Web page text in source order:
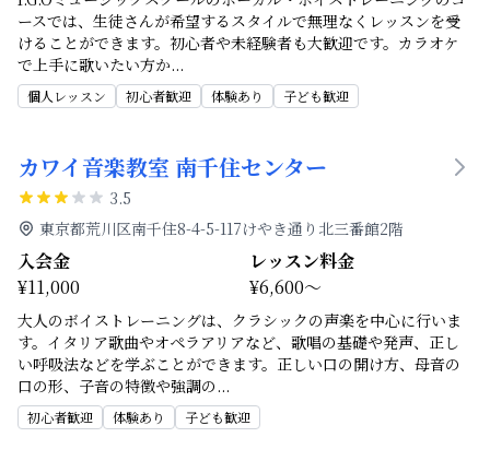
ースでは、生徒さんが希望するスタイルで無理なくレッスンを受
けることができます。初心者や未経験者も大歓迎です。カラオケ
で上手に歌いたい方か...
個人レッスン 初心者歓迎 体験あり 子ども歓迎
カワイ音楽教室 南千住センター
3.5
東京都荒川区南千住8-4-5-117けやき通り北三番館2階
入会金
¥11,000
レッスン料金
¥6,600～
大人のボイストレーニングは、クラシックの声楽を中心に行いま
す。イタリア歌曲やオペラアリアなど、歌唱の基礎や発声、正し
い呼吸法などを学ぶことができます。正しい口の開け方、母音の
口の形、子音の特徴や強調の...
初心者歓迎 体験あり 子ども歓迎